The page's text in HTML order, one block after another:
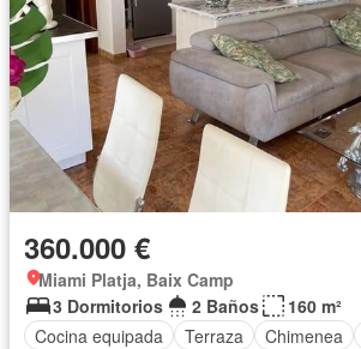
360.000 €
Miami Platja, Baix Camp
3 Dormitorios
2 Baños
160 m²
Cocina equipada
Terraza Chimenea